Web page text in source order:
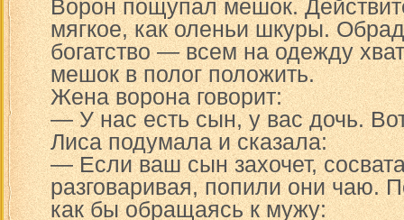
Ворон пощупал мешок.
мягкое, как оленьи шкуры.
богатство — всем на одежду
мешок в полог положить.
Жена ворона говорит:
— У нас есть сын, у вас дочь.
Лиса подумала и сказала:
— Если ваш сын захочет,
разговаривая, попили они чаю.
как бы обращаясь к мужу: